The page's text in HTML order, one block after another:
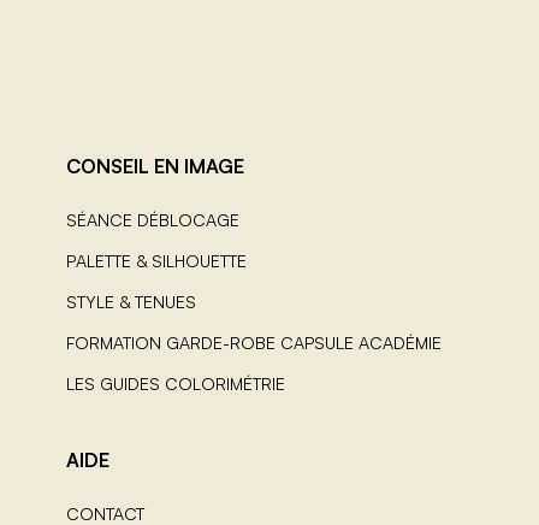
CONSEIL EN IMAGE
SÉANCE DÉBLOCAGE
PALETTE & SILHOUETTE
STYLE & TENUES
FORMATION GARDE-ROBE CAPSULE ACADÉMIE
LES GUIDES COLORIMÉTRIE
AIDE
CONTACT